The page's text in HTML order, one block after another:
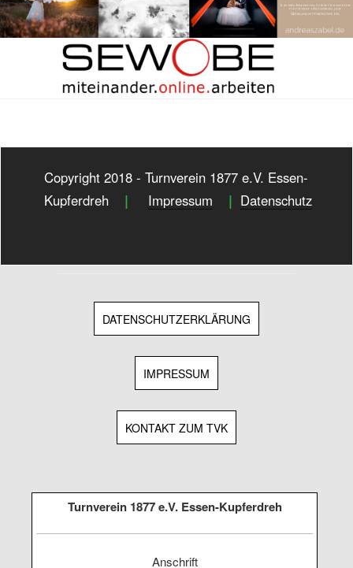
Copyright 2018 - Turnverein 1877 e.V. Essen-
Kupferdreh
| Impressum | Datenschutz
DATENSCHUTZERKLÄRUNG
IMPRESSUM
KONTAKT ZUM TVK
Turnverein 1877 e.V. Essen-Kupferdreh
Anschrift